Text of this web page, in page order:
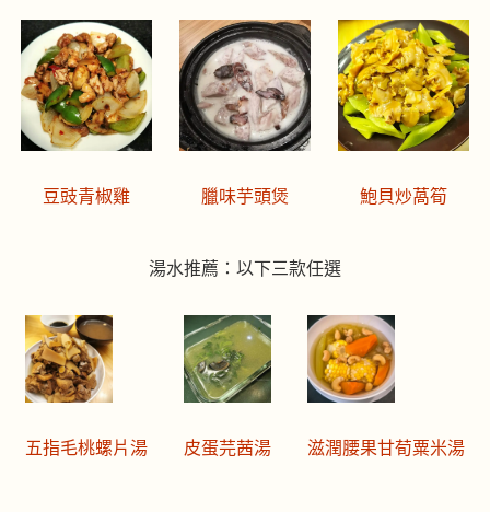
豆豉青椒雞 臘味芋頭煲 鮑貝炒萵筍
湯水推薦：以下三款任選
五指毛桃螺片湯 皮蛋芫茜湯 滋潤腰果甘荀粟米湯